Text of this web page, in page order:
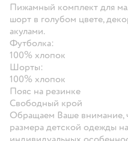
Пижамный комплект для
шорт в голубом цвете,
акулами.
Футболка:
100% хлопок
Шорты:
100% хлопок
Пояс на резинке
Свободный крой
Обращаем Ваше внимание,
размера детской одежды